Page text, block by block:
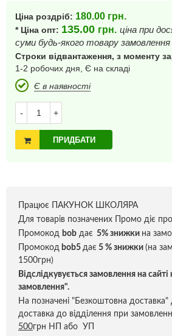
Ціна роздріб: 180.00 грн.
* Ціна опт: 135.00 грн. ціна при
суми будь-якого товару замовлення
Строки відвантаження, з моменту
1-2 робочих дня, Є на складі
Є в наявності
- +
ПРИДБАТИ
Працює ПАКУНОК ШКОЛЯРА
Для товарів позначених Промо діє
Промокод bob дає 5% знижки на
Промокод bob5 дає 5 % знижки (на
1500грн)
Відслідкувується замовлення на
замовлення".
На позначені "Безкоштовна доставка"
доставка до відділення при
500грн НП або УП